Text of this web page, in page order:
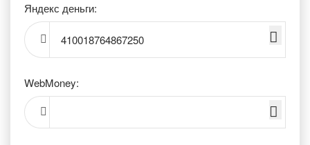
Яндекс деньги:
410018764867250
WebMoney: